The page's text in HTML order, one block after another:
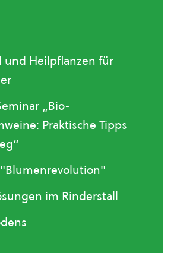
und Heilpflanzen für
„Bio-
Praktische Tipps
im Rinderstall